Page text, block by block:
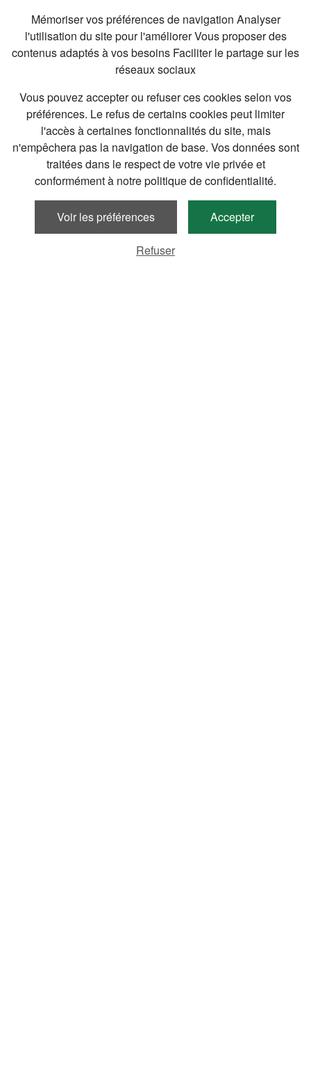
Mémoriser vos préférences de navigation Analyser
l'utilisation du site pour l'améliorer Vous proposer des
contenus adaptés à vos besoins Faciliter le partage sur les
réseaux sociaux
Vous pouvez accepter ou refuser ces cookies selon vos
préférences. Le refus de certains cookies peut limiter
l'accès à certaines fonctionnalités du site, mais
n'empêchera pas la navigation de base. Vos données sont
traitées dans le respect de votre vie privée et
conformément à notre politique de confidentialité.
Voir les préférences Accepter
Refuser